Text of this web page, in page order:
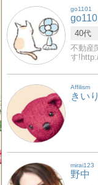
go1101
40代
不動産
す
Affilism
きい
mirai123
野中